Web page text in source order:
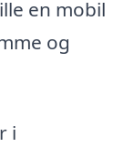
en mobil
og
i